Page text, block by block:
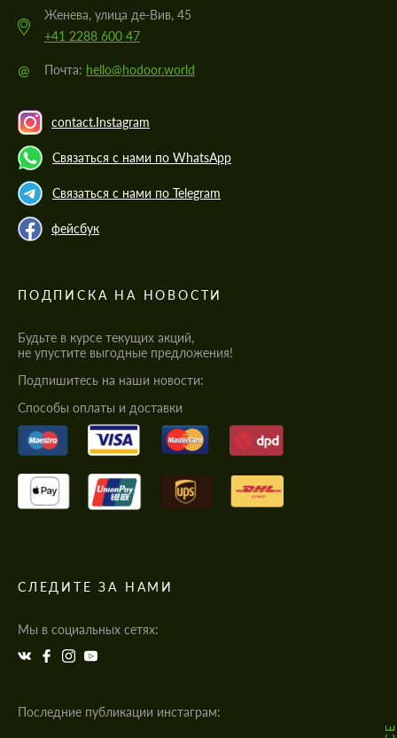
Женева, улица де-Вив, 45
+41 2288 600 47
@ Почта: hello@hodoor.world
contact.Instagram
Связаться с нами по WhatsApp
Связаться с нами по Telegram
фейсбук
ПОДПИСКА НА НОВОСТИ
Будьте в курсе текущих акций,
не упустите выгодные предложения!
Подпишитесь на наши новости:
Cпособы оплаты и доставки
СЛЕДИТЕ ЗА НАМИ
Мы в социальных сетях:
Последние публикации инстаграм: